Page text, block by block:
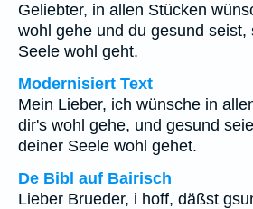
Geliebter, in allen Stücken
wohl gehe und du gesund seist,
Seele wohl geht.
Modernisiert Text
Mein Lieber, ich wünsche in
dir's wohl gehe, und gesund
deiner Seele wohl gehet.
De Bibl auf Bairisch
Lieber Brueder, i hoff, däßst